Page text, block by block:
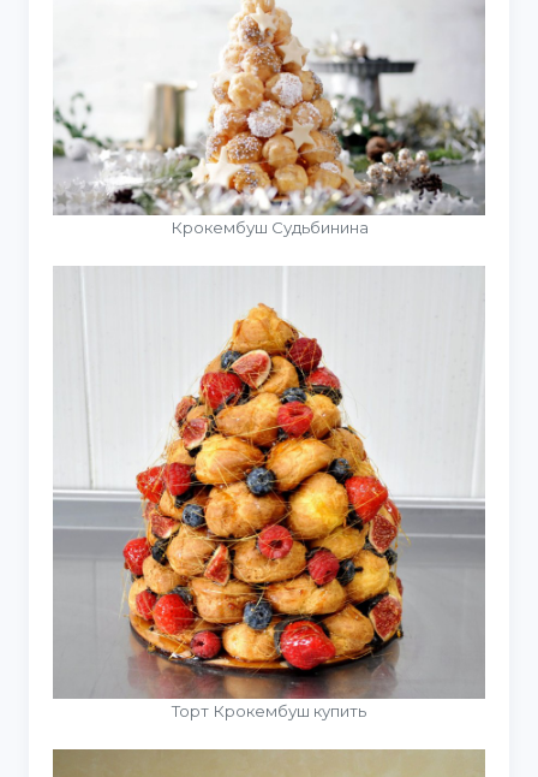
Крокембуш Судьбинина
Торт Крокембуш купить